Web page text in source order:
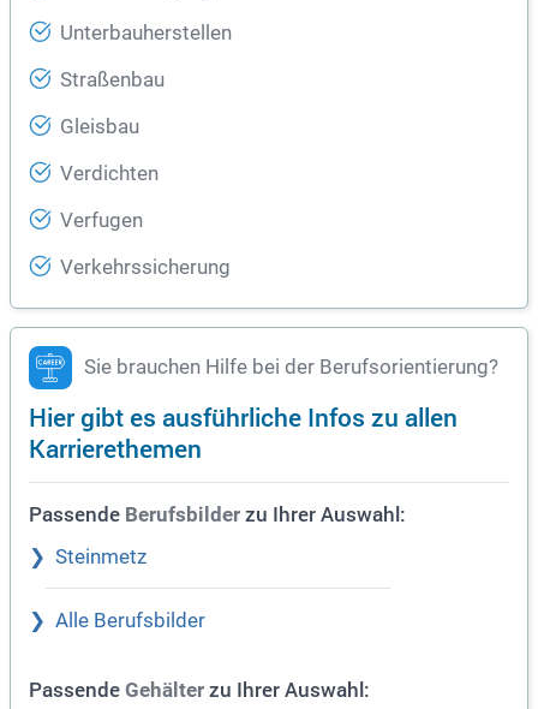
Unterbauherstellen
Straßenbau
Gleisbau
Verdichten
Verfugen
Verkehrssicherung
Sie brauchen Hilfe bei der Berufsorientierung?
Hier gibt es ausführliche Infos zu allen
Karrierethemen
Passende Berufsbilder zu Ihrer Auswahl:
Steinmetz
Alle Berufsbilder
Passende Gehälter zu Ihrer Auswahl: